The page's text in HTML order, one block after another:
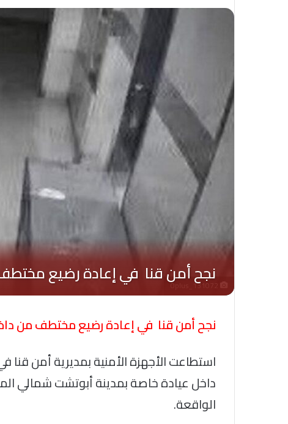
نجح أمن قنا في إعادة رضيع مختطف من
استطاعت الأجهزة الأمنية بمديرية أمن
الواقعة.